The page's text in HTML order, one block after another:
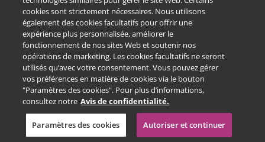
© 1996–2026 Pearson. Tous droits réservés, y compris ceux relatifs à
l'exploration de textes et de données, ainsi qu'à l'entraînement d'intelligence
artificielle et de technologies similaires.
cookies sont strictement nécessaires. Nous utilisons
également des cookies facultatifs pour offrir une
expérience plus personnalisée, améliorer le
fonctionnement de nos sites Web et soutenir nos
opérations de marketing. Les cookies facultatifs ne seront
utilisés qu’avec votre consentement. Vous pouvez gérer
vos préférences en matière de cookies via le bouton
"Paramètres des cookies". Pour plus d’informations,
consultez notre Avis de confidentialité.
Paramètres des cookies Autoriser et continuer